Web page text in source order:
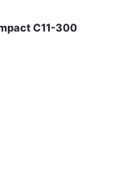
C11-300